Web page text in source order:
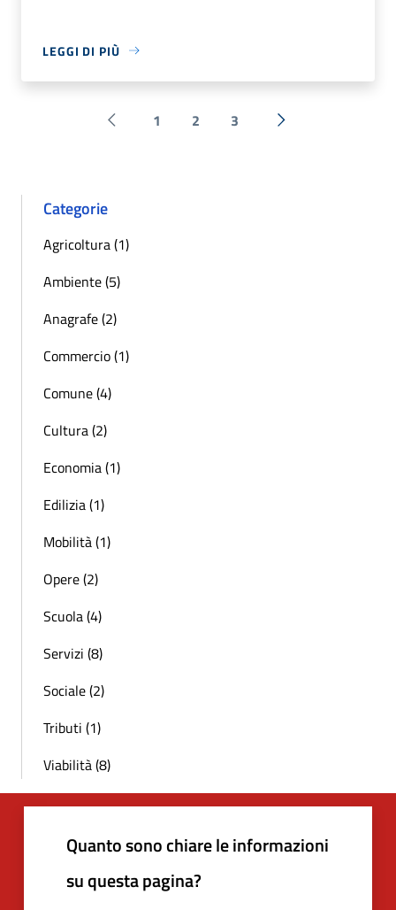
LEGGI DI PIÙ
Pagina precedente
1 2 3 Successiva »
Categorie
Agricoltura (1)
Ambiente (5)
Anagrafe (2)
Commercio (1)
Comune (4)
Cultura (2)
Economia (1)
Edilizia (1)
Mobilità (1)
Opere (2)
Scuola (4)
Servizi (8)
Sociale (2)
Tributi (1)
Viabilità (8)
Quanto sono chiare le informazioni
su questa pagina?